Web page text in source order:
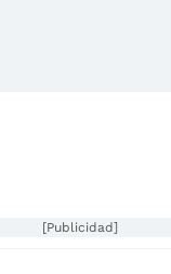
[Publicidad]